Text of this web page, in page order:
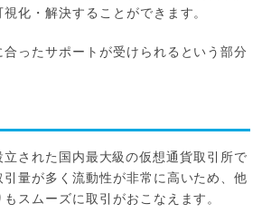
化・解決することができます。
ったサポートが受けられるという部分
された国内最大級の仮想通貨取引所で
量が多く流動性が非常に高いため、他
スムーズに取引がおこなえます。